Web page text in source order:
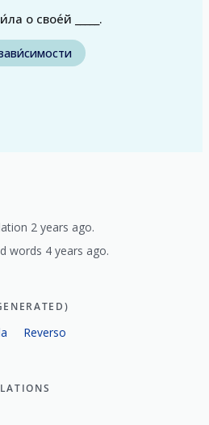
о свое́й _____.
2 years ago.
words 4 years ago.
Reverso